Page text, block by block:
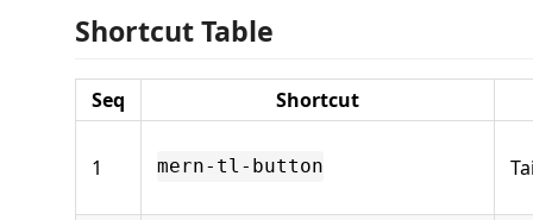
Shortcut Table
Seq Shortcut
1 mern-tl-button